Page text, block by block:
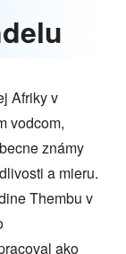
Afriky v
vodcom,
známy
a mieru.
Thembu v
ako